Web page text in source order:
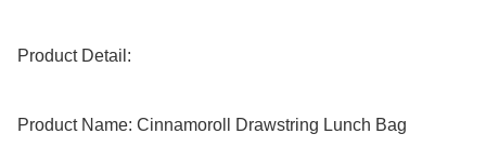
Product Detail:
Product Name: Cinnamoroll Drawstring Lunch Bag